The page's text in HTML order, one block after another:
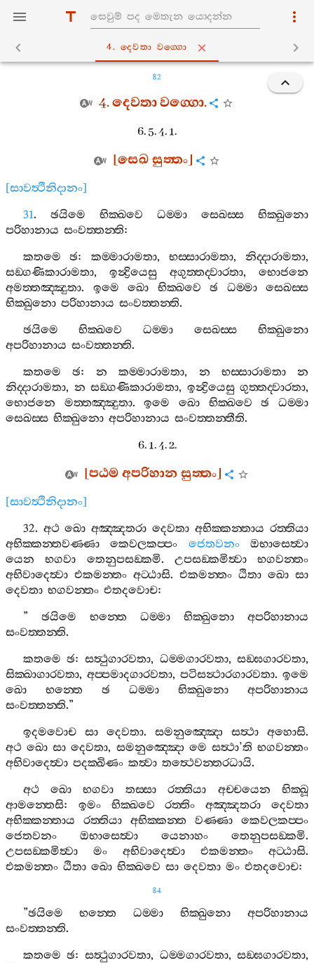
4. දෙවතා වග‍්ගො
82
4.දෙවතාවග‍්ගො.
6. 5. 4. 1.
[සෙඛසුත‍්තං]
[සාවත්‍ථිනිදානං]
31. ඡයිමෙ භික‍්ඛවෙ ධම‍්මා සෙඛස‍්ස
භික‍්ඛුනො
පරිහානාය සංවත‍්තන‍්ති:
කතමෙ
ඡ:කම‍්මාරාමතා,භස‍්සාරාමතා, නිද‍්දාරාමතා,
සඞ‍්ගණිකාරාමතා, ඉන්‍ද්‍රියෙසු අගුත‍්තද‍්වාරතා, භොජනෙ
අමත‍්තඤ‍්ඤුතා. ඉමෙ ඛො භික‍්ඛවෙ ඡ ධම‍්මා
සෙඛස‍්ස
භික‍්ඛුනො පරිහානාය සංවත‍්තන‍්ති.
ඡයිමෙ
භික‍්ඛවෙ ධම‍්මා සෙඛස‍්ස
භික‍්ඛුනො
අපරිහානාය සංවත‍්තන‍්ති.
කතමෙ
ඡ:න කම‍්මාරාමතා, න භස‍්සාරාමතා
න
නිද‍්දාරාමතා, න සඞ‍්ගණිකාරාමතා, ඉන්‍ද්‍රියෙසු ගුත‍්තද‍්වාරතා,
භොජනෙ
මත‍්තඤ‍්ඤුතා.ඉමෙ ඛො භික‍්ඛවෙ ඡ
ධම‍්මා
සෙඛස‍්ස භික‍්ඛුනො අපරිහානාය සංවත‍්තන‍්තීති.
6. 1. 4. 2.
[පඨමඅපරිහානසුත‍්තං]
[සාවත්‍ථිනිදානං]
32. අථ ඛො අඤ‍්ඤතරා දෙවතා අභික‍්කන‍්තාය රත‍්තියා
අභික‍්කන‍්තවණ‍්ණා
කෙවලකප‍්පං ජෙතවනං
ඔභාසෙත්‍වා
යෙන
භගවා තෙනුපසඞ‍්කමි. උපසඞ‍්කමිත්‍වා
භගවන‍්තං
අභිවාදෙත්‍වා එකමන‍්තං අට‍්ඨාසි. එකමන‍්තං ඨිතා ඛො සා
දෙවතා භගවන‍්තං එතදවොච:
” ඡයිමෙ භන‍්තෙ ධම‍්මා භික‍්ඛුනො
අපරිහානාය
සංවත‍්තන‍්ති.
කතමෙ ඡ:සත්‍ථුගාරවතා, ධම‍්මගාරවතා, සඞ‍්ඝගාරවතා,
සික‍්ඛාගාරවතා, අප‍්පමාදගාරවතා, පටිසන්‍ථාරගාරවතා. ඉමෙ
ඛො
භන‍්තෙ ඡ ධම‍්මා භික‍්ඛුනො
අපරිහානාය
සංවත‍්තන‍්ති.”
ඉදමවොච
සා දෙවතා. සමනුඤ‍්ඤො සත්‍ථා අහොසි.
අථ ඛො සා දෙවතා, සමනුඤ‍්ඤො මෙ සත්‍ථා’ති භගවන‍්තං
අභිවාදෙත්‍වා පදක‍්ඛිණං කත්‍වා තත්‍ථෙවන‍්තරධායි.
අථ
ඛො භගවා තස‍්සා රත‍්තියා අච‍්චයෙන
භික‍්ඛූ
ආමන‍්තෙසි: ඉමං භික‍්ඛවෙ රත‍්තිං අඤ‍්ඤතරා
දෙවතා
අභික‍්කන‍්තාය
රත‍්තියා අභික‍්කන‍්ත වණ‍්ණා
කෙවලකප‍්පං
ජෙතවනං
ඔභාසෙත්‍වා යෙනාහං තෙනුපසඞ‍්කමි.
උපසඞ‍්කමිත්‍වා
මං අභිවාදෙත්‍වා එකමන‍්තං අට‍්ඨාසි.
එකමන‍්තං ඨිතා ඛො භික‍්ඛවෙ සා දෙවතා මං එතදවොච:
84
”ඡයිමෙ භන‍්තෙ ධම‍්මා භික‍්ඛුනො
අපරිහානාය
සංවත‍්තන‍්ති.
කතමෙ ඡ:සත්‍ථුගාරවතා, ධම‍්මගාරවතා, සඞ‍්ඝගාරවතා,